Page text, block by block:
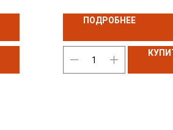
для
частиц (DPF).
Cоответствует
четырёх спецификаций
коммерческой техники:
E6, E9 за счёт
ПОДРОБНЕЕ